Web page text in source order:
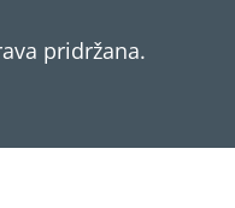
pridržana.